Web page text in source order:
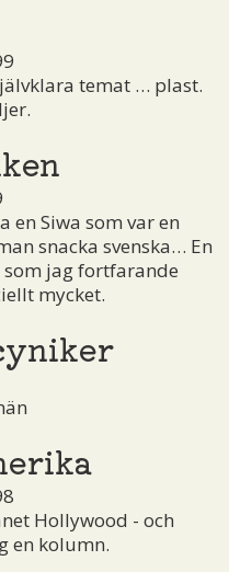
temat … plast.
en Siwa som var en
snacka svenska… En
jag fortfarande
mycket.
Hollywood - och
en kolumn.